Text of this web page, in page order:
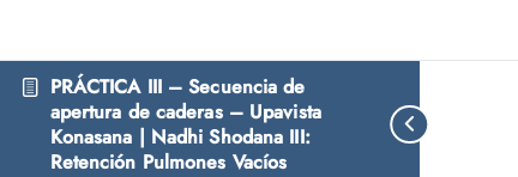
PRÁCTICA III – Secuencia de
apertura de caderas – Upavista
Konasana | Nadhi Shodana III:
Retención Pulmones Vacíos